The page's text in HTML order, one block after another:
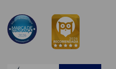
Rosto e